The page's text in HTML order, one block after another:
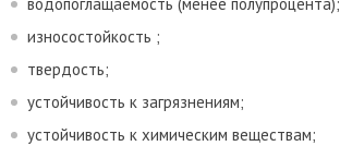
износостойкость ;
твердость;
устойчивость к загрязнениям;
устойчивость к химическим веществам;